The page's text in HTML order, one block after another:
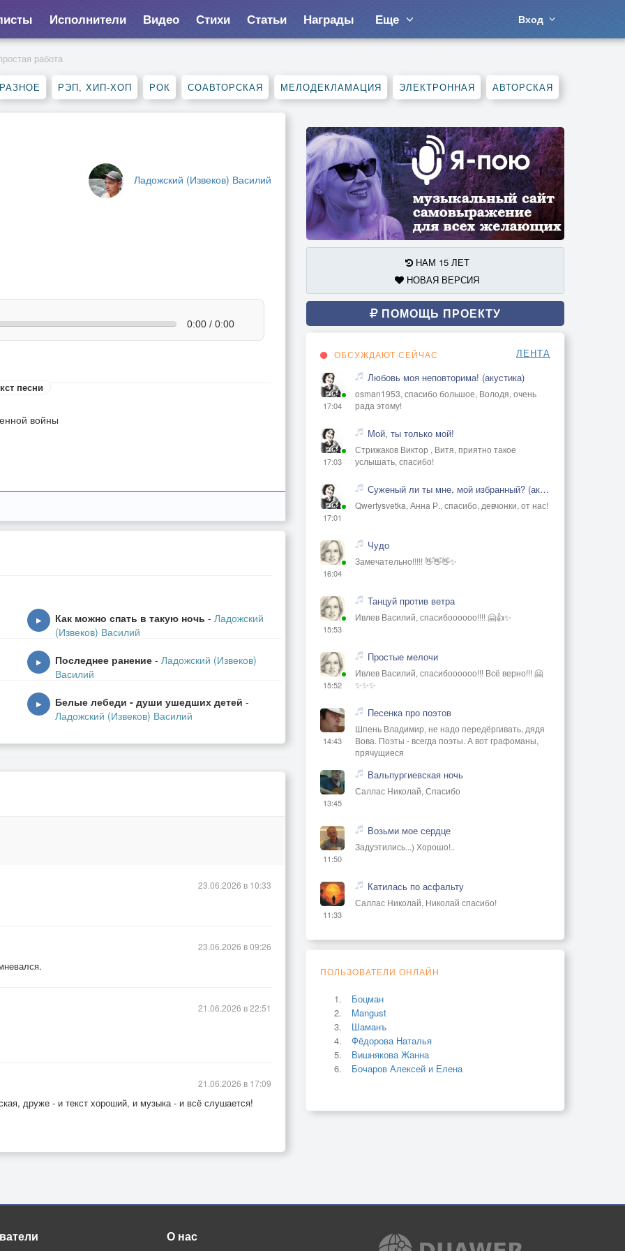
Исполнители Видео Стихи Статьи Награды Еще Вход
работа
РАЗНОЕ РЭП, ХИП-ХОП РОК СОАВТОРСКАЯ МЕЛОДЕКЛАМАЦИЯ ЭЛЕКТРОННАЯ АВТОРСКАЯ
Ладожский (Извеков) Василий
0:00 / 0:00
песни
войны
▶ Как можно спать в такую ночь - Ладожский
(Извеков) Василий
▶ Последнее ранение - Ладожский (Извеков)
Василий
▶ Белые лебеди - души ушедших детей -
Ладожский (Извеков) Василий
23.06.2026 в 10:33
23.06.2026 в 09:26
21.06.2026 в 22:51
друже - и текст хороший, и музыка - и всё слушается!
21.06.2026 в 17:09
НАМ 15 ЛЕТ
НОВАЯ ВЕРСИЯ
ПОМОЩЬ ПРОЕКТУ
ОБСУЖДАЮТ СЕЙЧАС ЛЕНТА
17:04
Любовь моя неповторима! (акустика)
osman1953, спасибо большое, Володя, очень
рада этому!
17:03
Мой, ты только мой!
Стрижаков Виктор , Витя, приятно такое
услышать, спасибо!
17:01
Суженый ли ты мне, мой избранный? (акустика)
Qwertysvetka, Анна Р., спасибо, девчонки, от нас!
16:04
Чудо
Замечательно!!!!! 👋👋👋✨
15:53
Танцуй против ветра
Ивлев Василий, спасибоооооо!!!! 🤗👍✨
15:52
Простые мелочи
Ивлев Василий, спасибоооооо!!! Всё верно!!! 🤗
✨✨✨
14:43
Песенка про поэтов
Шпень Владимир, не надо передёргивать, дядя
Вова. Поэты - всегда поэты. А вот графоманы,
прячущиеся
13:45
Вальпургиевская ночь
Саллас Николай, Спасибо
11:50
Возьми мое сердце
Задуэтились...) Хорошо!..
11:33
Катилась по асфальту
Саллас Николай, Николай спасибо!
ПОЛЬЗОВАТЕЛИ ОНЛАЙН
Боцман
Mangust
Шаманъ
Фёдорова Наталья
Вишнякова Жанна
Бочаров Алексей и Елена
О нас